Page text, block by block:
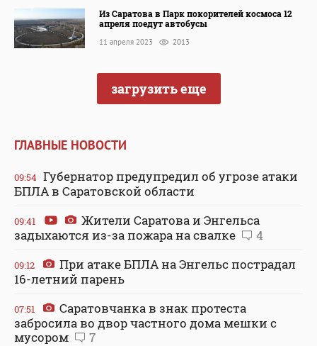
Из Саратова в Парк покорителей космоса 12
апреля поедут автобусы
11 апреля 2023 2013
загрузить еще
ГЛАВНЫЕ НОВОСТИ
09:54 Губернатор предупредил об угрозе атаки
БПЛА в Саратовской области
09:41
Жители Саратова и Энгельса
задыхаются из-за пожара на свалке
4
09:12
При атаке БПЛА на Энгельс пострадал
16-летний парень
07:51
Саратовчанка в знак протеста
забросила во двор частного дома мешки с
мусором
7